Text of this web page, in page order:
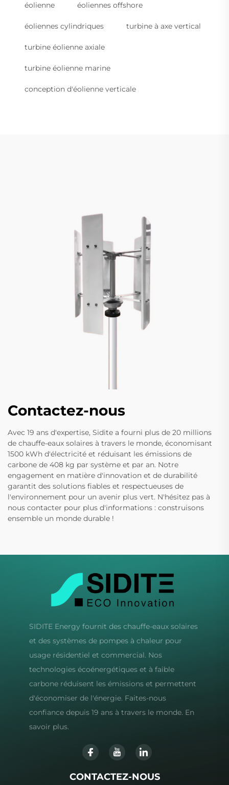
éolienne éoliennes offshore
éoliennes cylindriques turbine à axe vertical
turbine éolienne axiale
turbine éolienne marine
conception d'éolienne verticale
Contactez-nous
Avec 19 ans d'expertise, Sidite a fourni plus de 20 millions
de chauffe-eaux solaires à travers le monde, économisant
1500 kWh d'électricité et réduisant les émissions de
carbone de 408 kg par système et par an. Notre
engagement en matière d'innovation et de durabilité
garantit des solutions fiables et respectueuses de
l'environnement pour un avenir plus vert. N'hésitez pas à
nous contacter pour plus d'informations : construisons
ensemble un monde durable !
SIDITE Energy fournit des chauffe-eaux solaires
et des systèmes de pompes à chaleur pour
usage résidentiel et commercial. Nos
technologies écoénergétiques et à faible
carbone réduisent les émissions et permettent
d'économiser de l'énergie. Faites-nous
confiance depuis 19 ans à travers le monde. En
savoir plus.
CONTACTEZ-NOUS